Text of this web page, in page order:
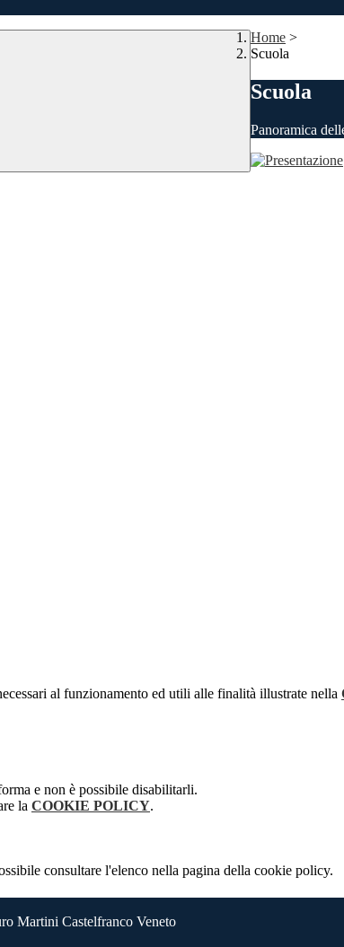
Home >
Scuola
Scuola
Panoramica
al funzionamento ed utili alle finalità illustrate nella
e non è possibile disabilitarli.
la COOKIE POLICY.
consultare l'elenco nella pagina della cookie policy.
Martini Castelfranco Veneto